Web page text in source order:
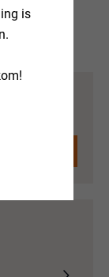
is